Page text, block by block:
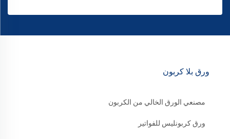
ورق بلا كربون
مصنعي الورق الخالي من الكربون
ورق كربونليس للفواتير